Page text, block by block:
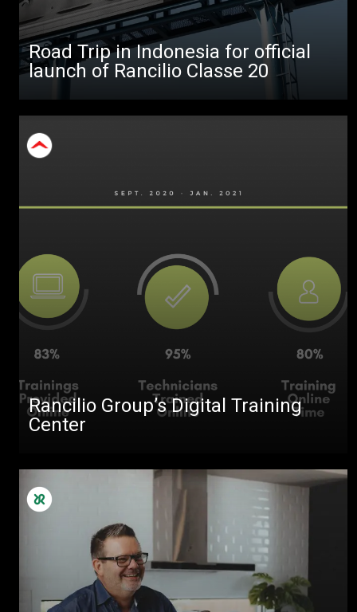
Road Trip in Indonesia for official
launch of Rancilio Classe 20
Rancilio Group’s Digital Training
Center
Más